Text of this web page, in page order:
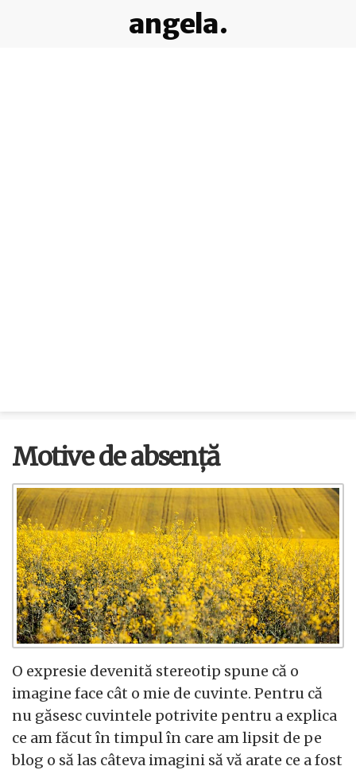
angela.
Motive de absenţă
O expresie devenită stereotip spune că o
imagine face cât o mie de cuvinte. Pentru că
nu găsesc cuvintele potrivite pentru a explica
ce am făcut în timpul în care am lipsit de pe
blog o să las câteva imagini să vă arate ce a fost